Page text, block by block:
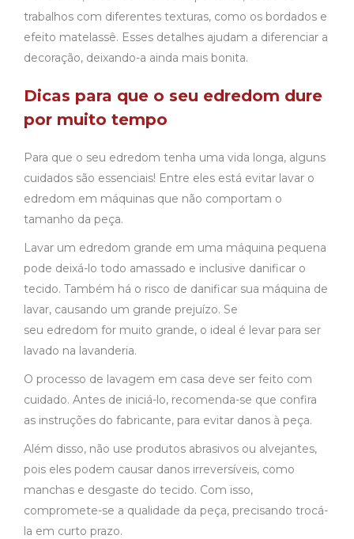
trabalhos com diferentes texturas, como os bordados e
efeito matelassê. Esses detalhes ajudam a diferenciar a
decoração, deixando-a ainda mais bonita.
Dicas para que o seu edredom dure
por muito tempo
Para que o seu edredom tenha uma vida longa, alguns
cuidados são essenciais! Entre eles está evitar lavar o
edredom em máquinas que não comportam o
tamanho da peça.
Lavar um edredom grande em uma máquina pequena
pode deixá-lo todo amassado e inclusive danificar o
tecido. Também há o risco de danificar sua máquina de
lavar, causando um grande prejuízo. Se
seu edredom for muito grande, o ideal é levar para ser
lavado na lavanderia.
O processo de lavagem em casa deve ser feito com
cuidado. Antes de iniciá-lo, recomenda-se que confira
as instruções do fabricante, para evitar danos à peça.
Além disso, não use produtos abrasivos ou alvejantes,
pois eles podem causar danos irreversíveis, como
manchas e desgaste do tecido. Com isso,
compromete-se a qualidade da peça, precisando trocá-
la em curto prazo.